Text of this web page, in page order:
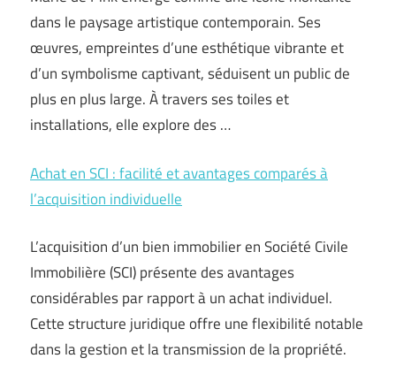
dans le paysage artistique contemporain. Ses
œuvres, empreintes d’une esthétique vibrante et
d’un symbolisme captivant, séduisent un public de
plus en plus large. À travers ses toiles et
installations, elle explore des …
Achat en SCI : facilité et avantages comparés à
l’acquisition individuelle
L’acquisition d’un bien immobilier en Société Civile
Immobilière (SCI) présente des avantages
considérables par rapport à un achat individuel.
Cette structure juridique offre une flexibilité notable
dans la gestion et la transmission de la propriété.